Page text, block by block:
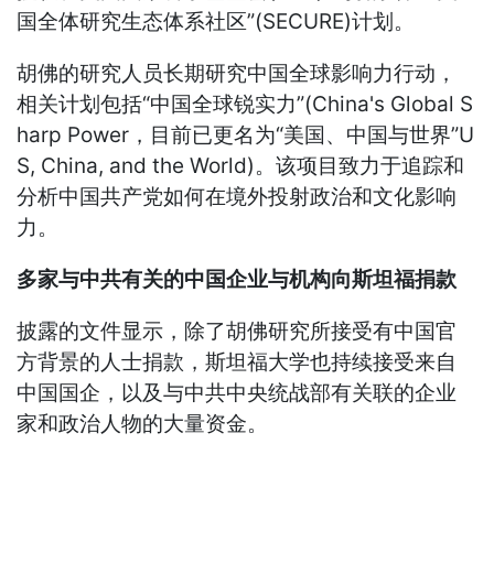
国全体研究生态体系社区”(SECURE)计划。
胡佛的研究人员长期研究中国全球影响力行动，
相关计划包括“中国全球锐实力”(China's Global S
harp Power，目前已更名为“美国、中国与世界”U
S, China, and the World)。该项目致力于追踪和
分析中国共产党如何在境外投射政治和文化影响
力。
多家与中共有关的中国企业与机构向斯坦福捐款
披露的文件显示，除了胡佛研究所接受有中国官
方背景的人士捐款，斯坦福大学也持续接受来自
中国国企，以及与中共中央统战部有关联的企业
家和政治人物的大量资金。